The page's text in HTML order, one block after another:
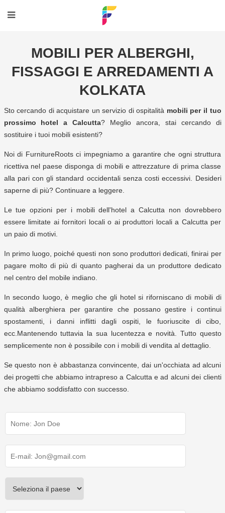
MOBILI PER ALBERGHI,
FISSAGGI E ARREDAMENTI A
KOLKATA
Sto cercando di acquistare un servizio di ospitalità mobili per il tuo
prossimo hotel a Calcutta? Meglio ancora, stai cercando di
sostituire i tuoi mobili esistenti?
Noi di FurnitureRoots ci impegniamo a garantire che ogni struttura
ricettiva nel paese disponga di mobili e attrezzature di prima classe
alla pari con gli standard occidentali senza costi eccessivi. Desideri
saperne di più? Continuare a leggere.
Le tue opzioni per i mobili dell'hotel a Calcutta non dovrebbero
essere limitate ai fornitori locali o ai produttori locali a Calcutta per
un paio di motivi.
In primo luogo, poiché questi non sono produttori dedicati, finirai per
pagare molto di più di quanto pagherai da un produttore dedicato
nel centro del mobile indiano.
In secondo luogo, è meglio che gli hotel si riforniscano di mobili di
qualità alberghiera per garantire che possano gestire i continui
spostamenti, i danni inflitti dagli ospiti, le fuoriuscite di cibo,
ecc.Mantenendo tuttavia la sua lucentezza e novità. Tutto questo
semplicemente non è possibile con i mobili di vendita al dettaglio.
Se questo non è abbastanza convincente, dai un'occhiata ad alcuni
dei progetti che abbiamo intrapreso a Calcutta e ad alcuni dei clienti
che abbiamo soddisfatto con successo.